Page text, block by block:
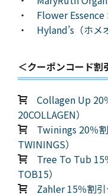
・ Flower Essence
・ Hyland’s（ホメ
＜クーポンコード
Collagen Up 20
20COLLAGEN）
Twinings 20％
TWININGS）
Tree To Tub 15
TOB15）
Zahler 15％割